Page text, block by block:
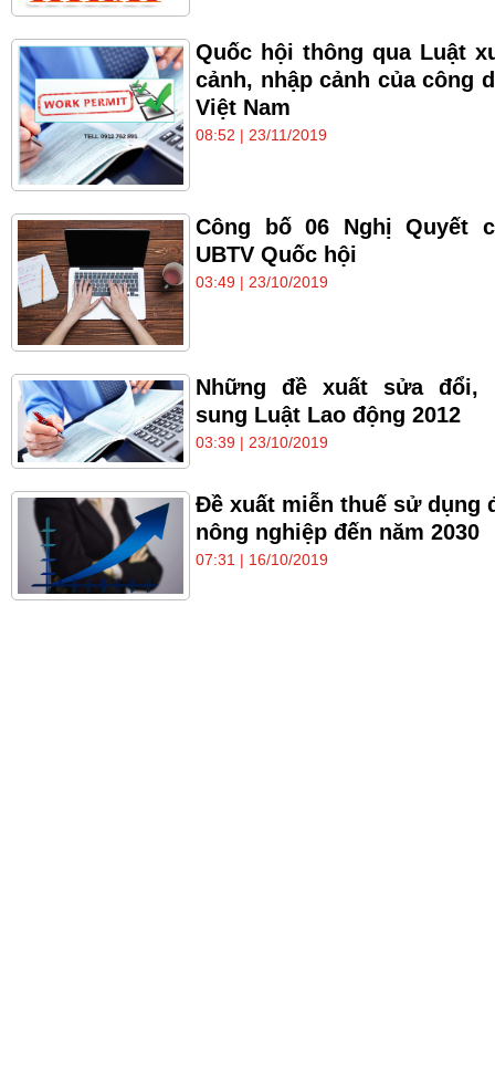
Quốc hội thông qua Luật
cảnh, nhập cảnh của công
Việt Nam
08:52 | 23/11/2019
Công bố 06 Nghị Quyết
UBTV Quốc hội
03:49 | 23/10/2019
Những đề xuất sửa đổi,
sung Luật Lao động 2012
03:39 | 23/10/2019
Đề xuất miễn thuế sử dụng
nông nghiệp đến năm 2030
07:31 | 16/10/2019